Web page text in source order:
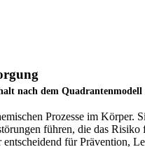
nach dem
Prozesse im
führen, die das
für Prävention,